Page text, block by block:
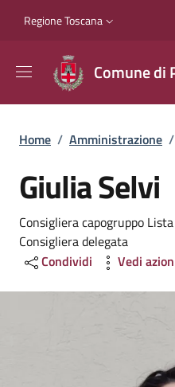
Slim top
Regione Toscana
Comune di
Briciole di
Home / Amministrazione /
Giulia Selvi
Consigliera capogruppo
Consigliera delegata
Condividi
Vedi